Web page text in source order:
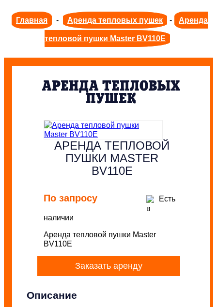
Главная - Аренда тепловых пушек - Аренда
тепловой пушки Master BV110Е
АРЕНДА ТЕПЛОВЫХ
ПУШЕК
АРЕНДА ТЕПЛОВОЙ
ПУШКИ MASTER
BV110Е
По запросу
Есть
в
наличии
Аренда тепловой пушки Master
BV110Е
Заказать аренду
Описание